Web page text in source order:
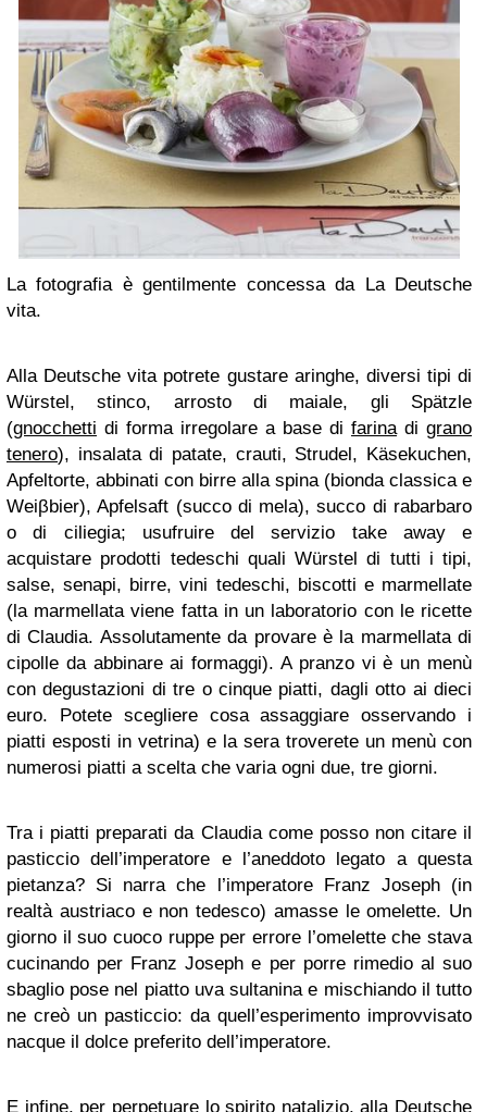
La fotografia è gentilmente concessa da La Deutsche
vita.
Alla Deutsche vita potrete gustare aringhe, diversi tipi di
Würstel, stinco, arrosto di maiale, gli Spätzle
(gnocchetti di forma irregolare a base di farinadi grano
tenero), insalata di patate, crauti, Strudel, Käsekuchen,
Apfeltorte, abbinati con birre alla spina (bionda classica e
Weiβbier), Apfelsaft (succo di mela), succo di rabarbaro
o di ciliegia; usufruire del servizio take away e
acquistare prodotti tedeschi quali Würstel di tutti i tipi,
salse, senapi, birre, vini tedeschi, biscotti e marmellate
(la marmellata viene fatta in un laboratorio con le ricette
di Claudia. Assolutamente da provare è la marmellata di
cipolle da abbinare ai formaggi). A pranzo vi è un menù
con degustazioni di tre o cinque piatti, dagli otto ai dieci
euro. Potete scegliere cosa assaggiare osservando i
piatti esposti in vetrina) e la sera troverete un menù con
numerosi piatti a scelta che varia ogni due, tre giorni.
Tra i piatti preparati da Claudia come posso non citare il
pasticcio dell’imperatore e l’aneddoto legato a questa
pietanza? Si narra che l’imperatore Franz Joseph (in
realtà austriaco e non tedesco) amasse le omelette. Un
giorno il suo cuoco ruppe per errore l’omelette che stava
cucinando per Franz Joseph e per porre rimedio al suo
sbaglio pose nel piatto uva sultanina e mischiando il tutto
ne creò un pasticcio: da quell’esperimento improvvisato
nacque il dolce preferito dell’imperatore.
E infine, per perpetuare lo spirito natalizio, alla Deutsche